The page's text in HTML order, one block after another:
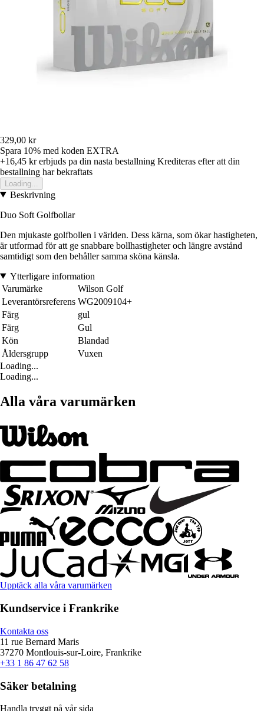
329,00 kr
Spara 10% med koden EXTRA
+16,45 krerbjuds pa din nasta bestallning Krediteras efter att din
bestallning har bekraftats
Loading...
Beskrivning
Duo Soft Golfbollar
Den mjukaste golfbollen i världen. Dess kärna, som ökar hastigheten,
är utformad för att ge snabbare bollhastigheter och längre avstånd
samtidigt som den behåller samma sköna känsla.
Ytterligare information
Varumärke
Wilson Golf
Leverantörsreferens WG2009104+
Färg
gul
Färg
Gul
Kön
Blandad
Åldersgrupp
Vuxen
Loading...
Loading...
Alla våra varumärken
Upptäck alla våra varumärken
Kundservice i Frankrike
Kontakta oss
11 rue Bernard Maris
37270 Montlouis-sur-Loire, Frankrike
+33 1 86 47 62 58
Säker betalning
Handla tryggt på vår sida